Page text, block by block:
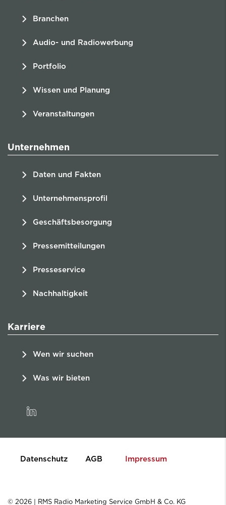
Branchen
Audio- und Radiowerbung
Portfolio
Wissen und Planung
Veranstaltungen
Unternehmen
Daten und Fakten
Unternehmensprofil
Geschäftsbesorgung
Pressemitteilungen
Presseservice
Nachhaltigkeit
Karriere
Wen wir suchen
Was wir bieten
linkedin
Datenschutz AGB Impressum
© 2026 | RMS Radio Marketing Service GmbH & Co. KG